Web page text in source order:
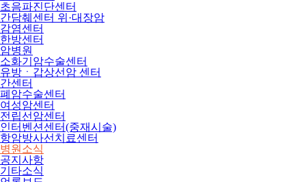
초음파진단센터
간담췌센터 위·대장암
감염센터
한방센터
암병원
소화기암수술센터
유방ㆍ갑상선암 센터
간센터
폐암수술센터
여성암센터
전립선암센터
인터벤션센터(중재시술)
항암방사선치료센터
병원소식
공지사항
기타소식